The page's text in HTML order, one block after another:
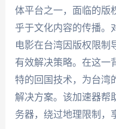
体平台之一，面临的版
乎于文化内容的传播。
电影在台湾因版权限制
有效解决策略。在这一
特的回国技术，为台湾
解决方案。该加速器帮
务器，绕过地理限制，